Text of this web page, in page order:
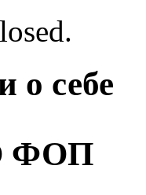
о себе
ФОП